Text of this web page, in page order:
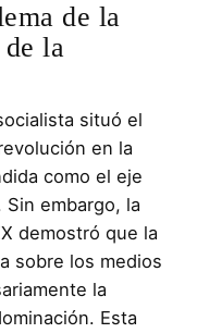
de la
la
situó el
en la
como el eje
embargo, la
demostró que la
sobre los medios
la
Esta